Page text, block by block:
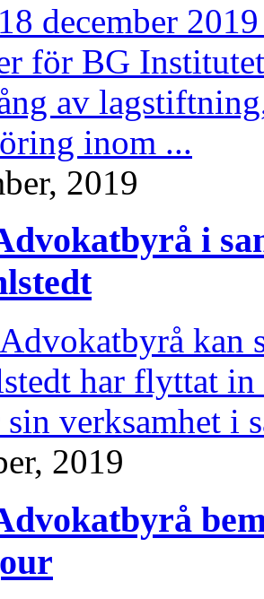
december
för BG
av
inom ...
2019
i
kan
har flyttat in
verksamhet i
2019